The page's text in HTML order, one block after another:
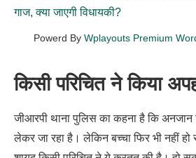
गाज, क्या जाएगी विधायकी?
Powerd By Wplayouts Premium
किसी परिचित ने किया
जीआरपी थाना पुलिस का कहना है कि
लेकर जा रहा है। लेकिन बच्चा फिर भी नहीं